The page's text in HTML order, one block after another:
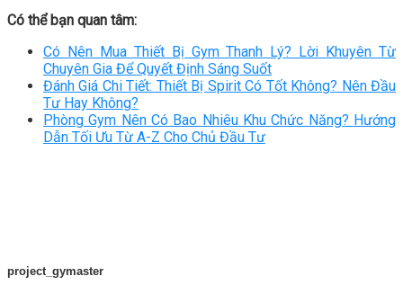
Có thể bạn quan tâm:
Có Nên Mua Thiết Bị Gym Thanh Lý? Lời Khuyên Từ
Chuyên Gia Để Quyết Định Sáng Suốt
Đánh Giá Chi Tiết: Thiết Bị Spirit Có Tốt Không? Nên Đầu
Tư Hay Không?
Phòng Gym Nên Có Bao Nhiêu Khu Chức Năng? Hướng
Dẫn Tối Ưu Từ A-Z Cho Chủ Đầu Tư
project_gymaster